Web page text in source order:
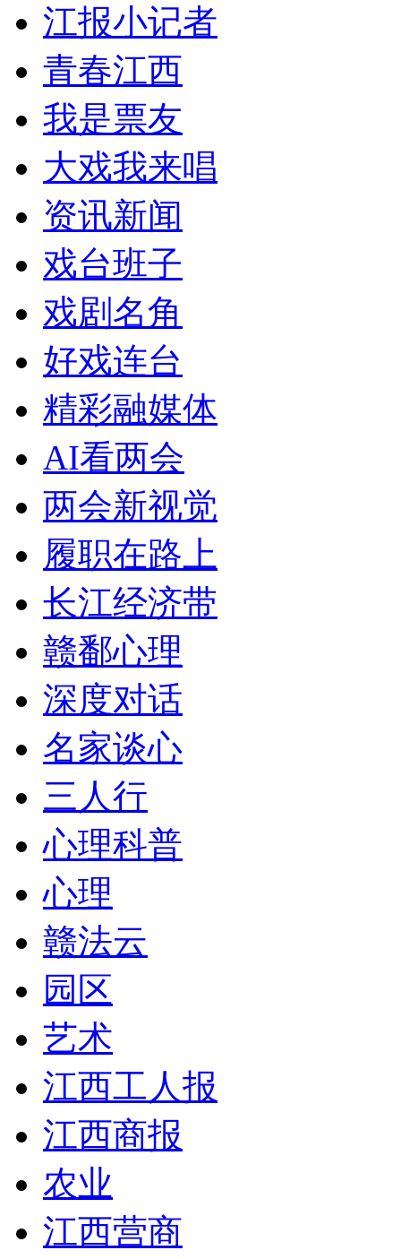
江报小记者
青春江西
我是票友
大戏我来唱
资讯新闻
戏台班子
戏剧名角
好戏连台
精彩融媒体
AI看两会
两会新视觉
履职在路上
长江经济带
赣鄱心理
深度对话
名家谈心
三人行
心理科普
心理
赣法云
园区
艺术
江西工人报
江西商报
农业
江西营商